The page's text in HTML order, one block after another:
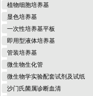
植物细胞培养基
显色培养基
一次性培养基平板
即用型液体培养基
管装培养基
微生物生化管
微生物学实验配套试剂及试纸
沙门氏菌属诊断血清